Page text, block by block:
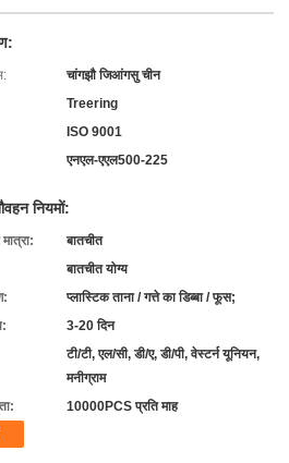
चांगझौ जिआंगसु चीन
Treering
ISO 9001
एनएल-एएल500-225
नियमों:
बातचीत
बातचीत योग्य
प्लास्टिक ताना / गत्ते का डिब्बा / फूस;
3-20 दिन
टी/टी, एल/सी, डी/ए, डी/पी, वेस्टर्न यूनियन,
मनीग्राम
10000PCS प्रति माह